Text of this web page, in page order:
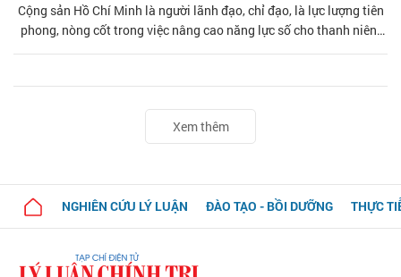
Cộng sản Hồ Chí Minh là người lãnh đạo, chỉ đạo, là lực lượng tiên
phong, nòng cốt trong việc nâng cao năng lực số cho thanh niên.
trong nâng cao năng lực số, từ đó đề xuất các khuyến nghị nhằm
nâng cao năng lực số cho nhóm đối tượng này.
Xem thêm
NGHIÊN CỨU LÝ LUẬN ĐÀO TẠO - BỒI DƯỠNG THỰC